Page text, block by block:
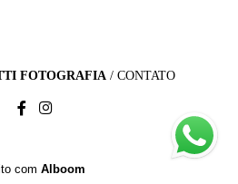
FOTOGRAFIA / CONTATO
com Alboom